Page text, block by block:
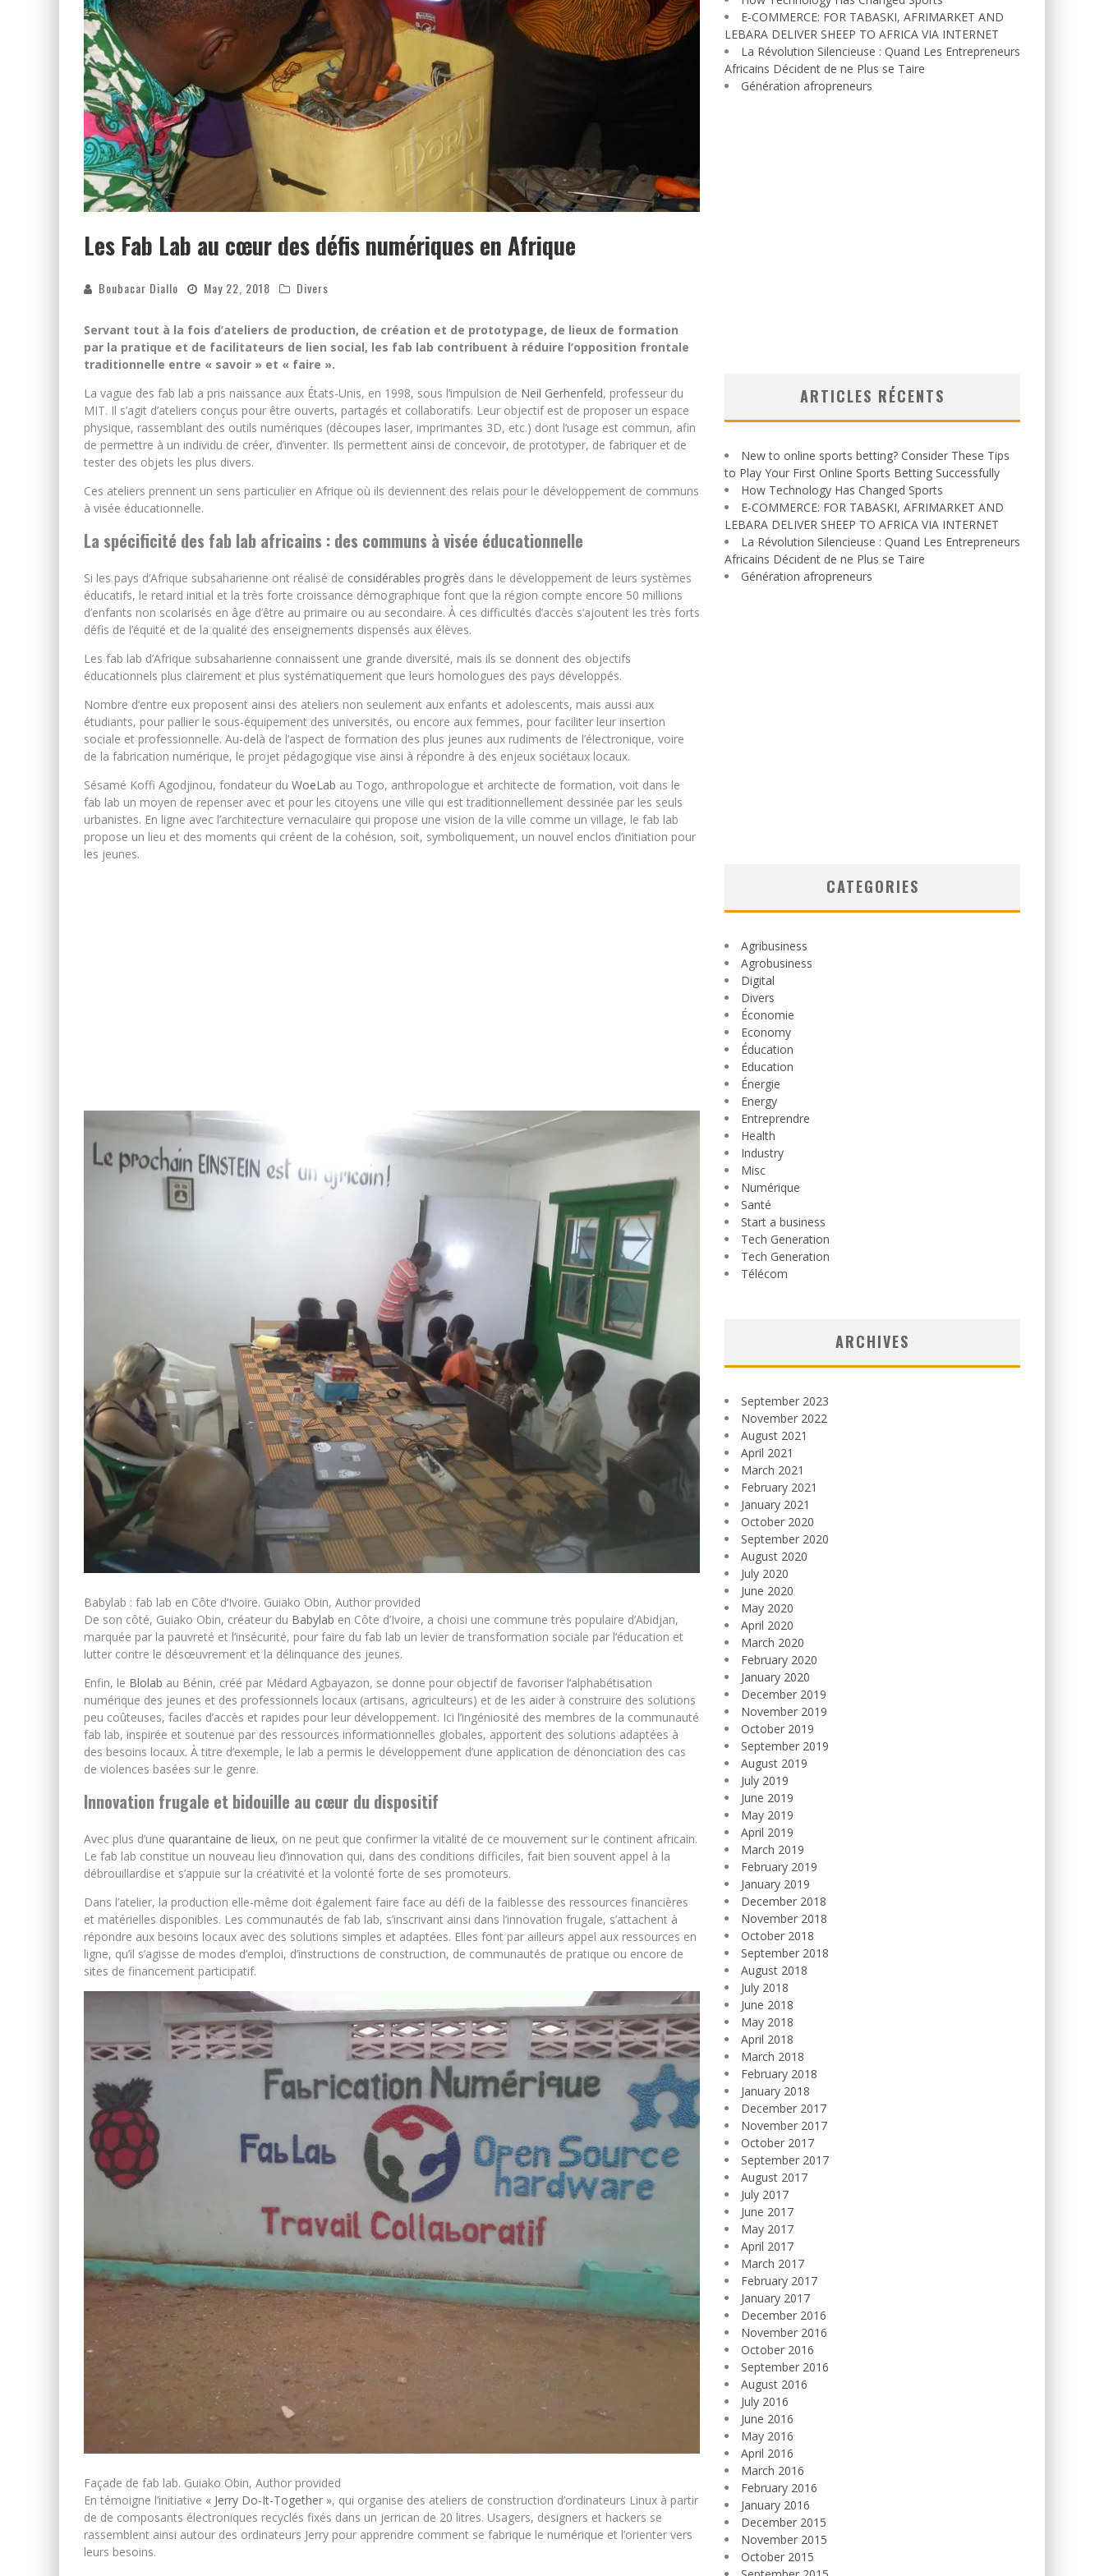
Les Fab Lab au cœur des défis numériques en Afrique
Boubacar Diallo May 22, 2018 Divers
Servant tout à la fois d’ateliers de production, de création et de prototypage, de lieux de formation
par la pratique et de facilitateurs de lien social, les fab lab contribuent à réduire l’opposition frontale
traditionnelle entre « savoir » et « faire ».
La vague des fab lab a pris naissance aux États-Unis, en 1998, sous l’impulsion de Neil Gerhenfeld, professeur du
MIT. Il s’agit d’ateliers conçus pour être ouverts, partagés et collaboratifs. Leur objectif est de proposer un espace
physique, rassemblant des outils numériques (découpes laser, imprimantes 3D, etc.) dont l’usage est commun, afin
de permettre à un individu de créer, d’inventer. Ils permettent ainsi de concevoir, de prototyper, de fabriquer et de
tester des objets les plus divers.
Ces ateliers prennent un sens particulier en Afrique où ils deviennent des relais pour le développement de communs
à visée éducationnelle.
La spécificité des fab lab africains : des communs à visée éducationnelle
Si les pays d’Afrique subsaharienne ont réalisé de considérables progrès dans le développement de leurs systèmes
éducatifs, le retard initial et la très forte croissance démographique font que la région compte encore 50 millions
d’enfants non scolarisés en âge d’être au primaire ou au secondaire. À ces difficultés d’accès s’ajoutent les très forts
défis de l’équité et de la qualité des enseignements dispensés aux élèves.
Les fab lab d’Afrique subsaharienne connaissent une grande diversité, mais ils se donnent des objectifs
éducationnels plus clairement et plus systématiquement que leurs homologues des pays développés.
Nombre d’entre eux proposent ainsi des ateliers non seulement aux enfants et adolescents, mais aussi aux
étudiants, pour pallier le sous-équipement des universités, ou encore aux femmes, pour faciliter leur insertion
sociale et professionnelle. Au-delà de l’aspect de formation des plus jeunes aux rudiments de l’électronique, voire
de la fabrication numérique, le projet pédagogique vise ainsi à répondre à des enjeux sociétaux locaux.
Sésamé Koffi Agodjinou, fondateur du WoeLab au Togo, anthropologue et architecte de formation, voit dans le
fab lab un moyen de repenser avec et pour les citoyens une ville qui est traditionnellement dessinée par les seuls
urbanistes. En ligne avec l’architecture vernaculaire qui propose une vision de la ville comme un village, le fab lab
propose un lieu et des moments qui créent de la cohésion, soit, symboliquement, un nouvel enclos d’initiation pour
les jeunes.
Babylab : fab lab en Côte d’Ivoire. Guiako Obin, Author provided
De son côté, Guiako Obin, créateur du Babylab en Côte d’Ivoire, a choisi une commune très populaire d’Abidjan,
marquée par la pauvreté et l’insécurité, pour faire du fab lab un levier de transformation sociale par l’éducation et
lutter contre le désœuvrement et la délinquance des jeunes.
Enfin, le Blolab au Bénin, créé par Médard Agbayazon, se donne pour objectif de favoriser l’alphabétisation
numérique des jeunes et des professionnels locaux (artisans, agriculteurs) et de les aider à construire des solutions
peu coûteuses, faciles d’accès et rapides pour leur développement. Ici l’ingéniosité des membres de la communauté
fab lab, inspirée et soutenue par des ressources informationnelles globales, apportent des solutions adaptées à
des besoins locaux. À titre d’exemple, le lab a permis le développement d’une application de dénonciation des cas
de violences basées sur le genre.
Innovation frugale et bidouille au cœur du dispositif
Avec plus d’une quarantaine de lieux, on ne peut que confirmer la vitalité de ce mouvement sur le continent africain.
Le fab lab constitue un nouveau lieu d’innovation qui, dans des conditions difficiles, fait bien souvent appel à la
débrouillardise et s’appuie sur la créativité et la volonté forte de ses promoteurs.
Dans l’atelier, la production elle-même doit également faire face au défi de la faiblesse des ressources financières
et matérielles disponibles. Les communautés de fab lab, s’inscrivant ainsi dans l’innovation frugale, s’attachent à
répondre aux besoins locaux avec des solutions simples et adaptées. Elles font par ailleurs appel aux ressources en
ligne, qu’il s’agisse de modes d’emploi, d’instructions de construction, de communautés de pratique ou encore de
sites de financement participatif.
Façade de fab lab. Guiako Obin, Author provided
En témoigne l’initiative « Jerry Do-It-Together », qui organise des ateliers de construction d’ordinateurs Linux à partir
de de composants électroniques recyclés fixés dans un jerrican de 20 litres. Usagers, designers et hackers se
rassemblent ainsi autour des ordinateurs Jerry pour apprendre comment se fabrique le numérique et l’orienter vers
leurs besoins.
E-COMMERCE: FOR TABASKI, AFRIMARKET AND
LEBARA DELIVER SHEEP TO AFRICA VIA INTERNET
La Révolution Silencieuse : Quand Les Entrepreneurs
Africains Décident de ne Plus se Taire
Génération afropreneurs
ARTICLES RÉCENTS
New to online sports betting? Consider These Tips
to Play Your First Online Sports Betting Successfully
How Technology Has Changed Sports
E-COMMERCE: FOR TABASKI, AFRIMARKET AND
LEBARA DELIVER SHEEP TO AFRICA VIA INTERNET
La Révolution Silencieuse : Quand Les Entrepreneurs
Africains Décident de ne Plus se Taire
Génération afropreneurs
CATEGORIES
Agribusiness
Agrobusiness
Digital
Divers
Économie
Economy
Éducation
Education
Énergie
Energy
Entreprendre
Health
Industry
Misc
Numérique
Santé
Start a business
Tech Generation
Tech Generation
Télécom
ARCHIVES
September 2023
November 2022
August 2021
April 2021
March 2021
February 2021
January 2021
October 2020
September 2020
August 2020
July 2020
June 2020
May 2020
April 2020
March 2020
February 2020
January 2020
December 2019
November 2019
October 2019
September 2019
August 2019
July 2019
June 2019
May 2019
April 2019
March 2019
February 2019
January 2019
December 2018
November 2018
October 2018
September 2018
August 2018
July 2018
June 2018
May 2018
April 2018
March 2018
February 2018
January 2018
December 2017
November 2017
October 2017
September 2017
August 2017
July 2017
June 2017
May 2017
April 2017
March 2017
February 2017
January 2017
December 2016
November 2016
October 2016
September 2016
August 2016
July 2016
June 2016
May 2016
April 2016
March 2016
February 2016
January 2016
December 2015
November 2015
October 2015